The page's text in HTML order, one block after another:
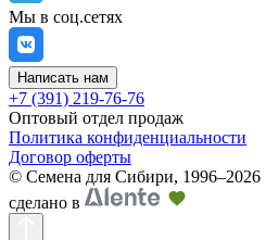
Мы в соц.сетях
Написать нам
+7 (391) 219-76-76
Оптовый отдел продаж
Политика конфиденциальности
Договор оферты
© Семена для Сибири, 1996–2026
сделано в